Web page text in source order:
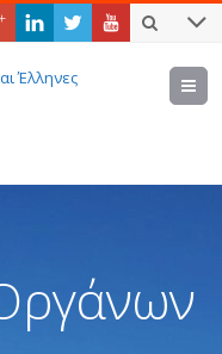
Έλληνες